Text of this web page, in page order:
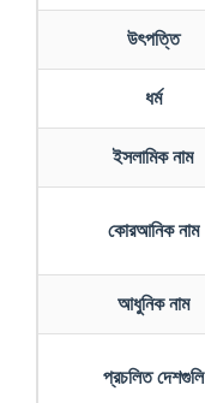
উৎপত্তি
ধর্ম
ইসলামিক নাম
কোরআনিক নাম
আধুনিক নাম
প্রচলিত দেশগুলি